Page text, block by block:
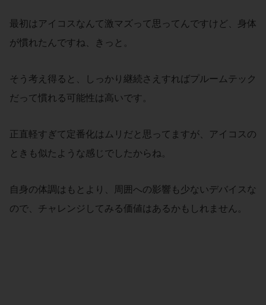
最初はアイコスなんて激マズって思ってんですけど、身体
が慣れたんですね、きっと。
そう考え得ると、しっかり継続さえすればプルームテック
だって慣れる可能性は高いです。
正直軽すぎて定番化はムリだと思ってますが、アイコスの
ときも似たような感じでしたからね。
自身の体調はもとより、周囲への影響も少ないデバイスな
ので、チャレンジしてみる価値はあるかもしれません。